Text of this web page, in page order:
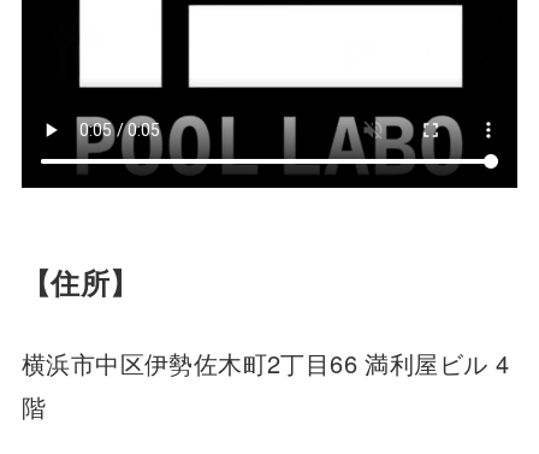
【住所】
横浜市中区伊勢佐木町2丁目66 満利屋ビル 4
階